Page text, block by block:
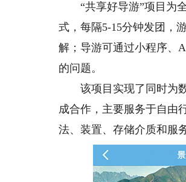
“共享好导游”项目为全
式，每隔5-15分钟发团，
解；导游可通过小程序、
的问题。
该项目实现了同时为数
成合作，主要服务于自由
法、装置、存储介质和服